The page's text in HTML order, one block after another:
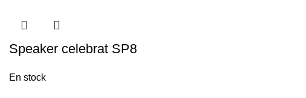
Speaker celebrat SP8
En stock